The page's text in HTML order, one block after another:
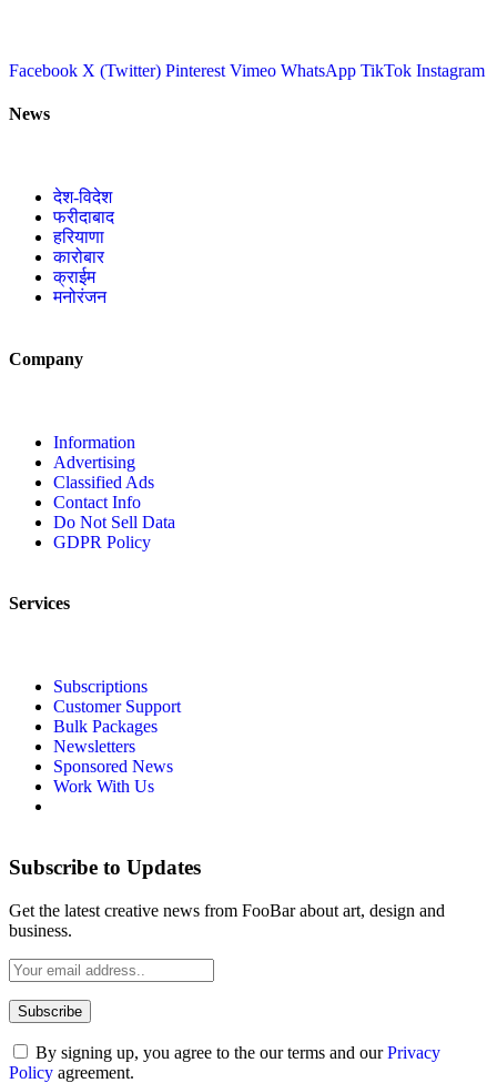
Facebook X (Twitter) Pinterest Vimeo WhatsApp TikTok Instagram
News
देश-विदेश
फरीदाबाद
हरियाणा
कारोबार
क्राईम
मनोरंजन
Company
Information
Advertising
Classified Ads
Contact Info
Do Not Sell Data
GDPR Policy
Services
Subscriptions
Customer Support
Bulk Packages
Newsletters
Sponsored News
Work With Us
Subscribe to Updates
Get the latest creative news from FooBar about art, design and
business.
By signing up, you agree to the our terms and ourPrivacy
Policy agreement.